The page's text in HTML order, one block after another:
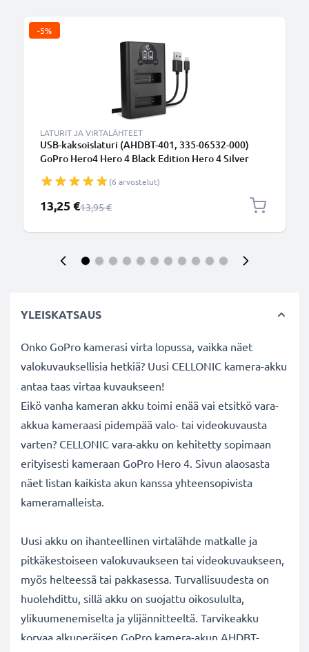
-5%
LATURIT JA VIRTALÄHTEET
USB-kaksoislaturi (AHDBT-401, 335-06532-000)
GoPro Hero4 Hero 4 Black Edition Hero 4 Silver
valmistajalta CELLONIC
(6 arvostelut)
Erikoishinta
13,25 €Normaali hinta
13,95 €
YLEISKATSAUS
Onko GoPro kamerasi virta lopussa, vaikka näet
valokuvauksellisia hetkiä? Uusi CELLONIC kamera-akku
antaa taas virtaa kuvaukseen!
Eikö vanha kameran akku toimi enää vai etsitkö vara-
akkua kameraasi pidempää valo- tai videokuvausta
varten? CELLONIC vara-akku on kehitetty sopimaan
erityisesti kameraan GoPro Hero 4. Sivun alaosasta
näet listan kaikista akun kanssa yhteensopivista
kameramalleista.
Uusi akku on ihanteellinen virtalähde matkalle ja
pitkäkestoiseen valokuvaukseen tai videokuvaukseen,
myös helteessä tai pakkasessa. Turvallisuudesta on
huolehdittu, sillä akku on suojattu oikosululta,
ylikuumenemiselta ja ylijännitteeltä. Tarvikeakku
korvaa alkuperäisen GoPro kamera-akun AHDBT-